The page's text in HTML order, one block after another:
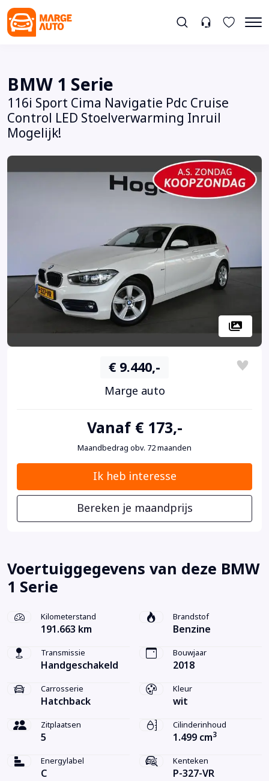
BMW 1 Serie
116i Sport Cima Navigatie Pdc Cruise
Control LED Stoelverwarming Inruil
Mogelijk!
€ 9.440,-
Marge auto
Vanaf € 173,-
Maandbedrag obv. 72 maanden
Ik heb interesse
Bereken je maandprijs
Voertuiggegevens van deze BMW
1 Serie
Kilometerstand
191.663 km
Brandstof
Benzine
Transmissie
Handgeschakeld
Bouwjaar
2018
Carrosserie
Hatchback
Kleur
wit
Zitplaatsen
5
Cilinderinhoud
1.499 cm3
Energylabel
C
Kenteken
P-327-VR